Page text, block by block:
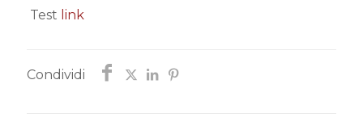
Test link
Condividi